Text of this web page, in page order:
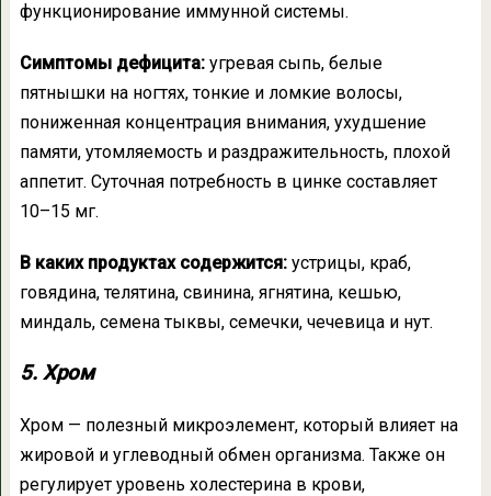
функционирование иммунной системы.
Симптомы дефицита:угревая сыпь, белые
пятнышки на ногтях, тонкие и ломкие волосы,
пониженная концентрация внимания, ухудшение
памяти, утомляемость и раздражительность, плохой
аппетит. Суточная потребность в цинке составляет
10–15 мг.
В каких продуктах содержится:устрицы, краб,
говядина, телятина, свинина, ягнятина, кешью,
миндаль, семена тыквы, семечки, чечевица и нут.
5. Хром
Хром — полезный микроэлемент, который влияет на
жировой и углеводный обмен организма. Также он
регулирует уровень холестерина в крови,